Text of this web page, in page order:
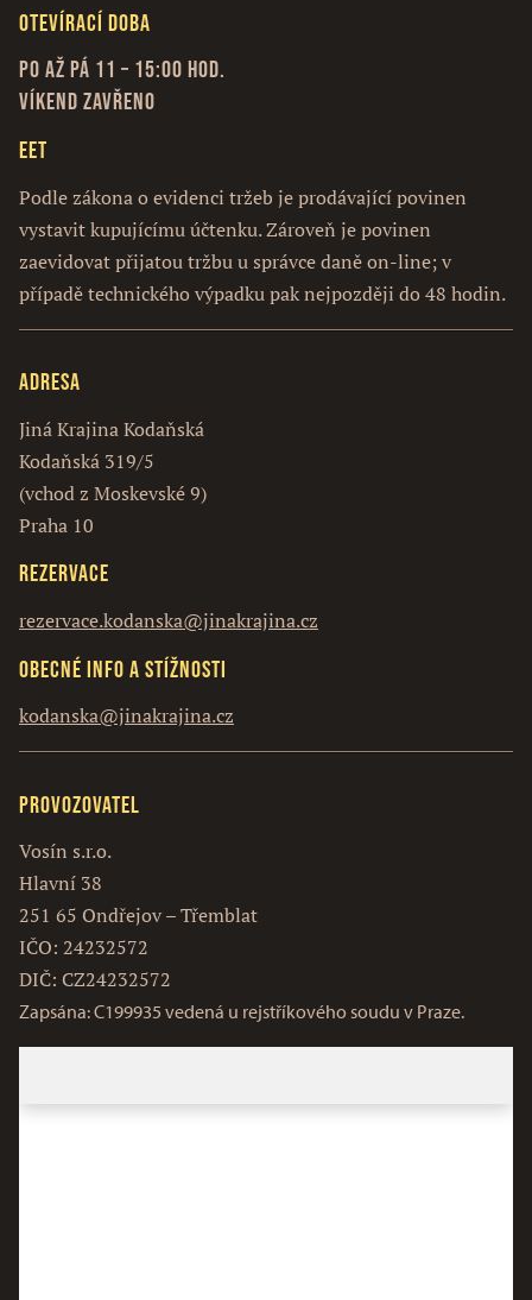
Otevírací doba
Po až Pá 11 – 15:00 hod.
Víkend zavřeno
EET
Podle zákona o evidenci tržeb je prodávající povinen
vystavit kupujícímu účtenku. Zároveň je povinen
zaevidovat přijatou tržbu u správce daně on-line; v
případě technického výpadku pak nejpozději do 48 hodin.
Adresa
Jiná Krajina Kodaňská
Kodaňská 319/5
(vchod z Moskevské 9)
Praha 10
Rezervace
rezervace.kodanska@jinakrajina.cz
Obecné info a stížnosti
kodanska@jinakrajina.cz
Provozovatel
Vosín s.r.o.
Hlavní 38
251 65 Ondřejov – Třemblat
IČO: 24232572
DIČ: CZ24232572
Zapsána: C199935 vedená u rejstříkového soudu v Praze.